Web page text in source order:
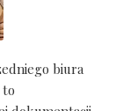
biura